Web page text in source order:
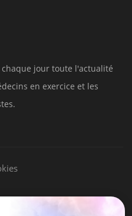
jour toute l'actualité
en exercice et les